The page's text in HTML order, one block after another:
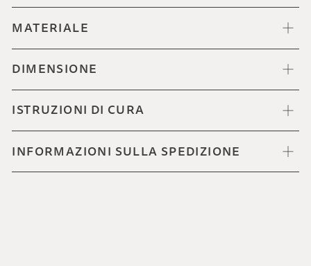
MATERIALE
DIMENSIONE
ISTRUZIONI DI CURA
INFORMAZIONI SULLA SPEDIZIONE